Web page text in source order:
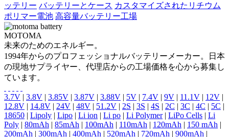
ッテリー バッテリーとケース カスタマイズされたリチウム
ポリマー電池 高容量バッテリー工場
MOTOMA
未来のためのエネルギー。
1994年からのプロフェッショナルバッテリーメーカー。日本
の現地サプライヤー、代理店からの工場価格を心から募集し
ています。
3.7V | 3.8V | 3.85V | 3.87V | 3.88V | 5V | 7.4V | 9V | 11.1V | 12V |
12.8V | 14.8V | 24V | 48V | 51.2V | 2S | 3S | 4S | 2C | 3C | 4C | 5C |
18650 | Lipoly | Lipo | Li ion | Li po | Li Polymer| LiPo Cells | Li
Poly | 80mAh | 85mAh | 100mAh | 110mAh | 120mAh | 150 mAh |
200mAh | 300mAh | 400mAh | 520mAh | 720mAh | 900mAh |